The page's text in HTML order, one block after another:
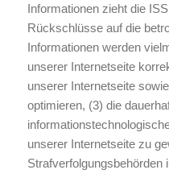
Informationen zieht die
Rückschlüsse auf die
Informationen werden
unserer Internetseite
unserer Internetseite
optimieren, (3) die
unserer Internetseite zu
Strafverfolgungsbehörden